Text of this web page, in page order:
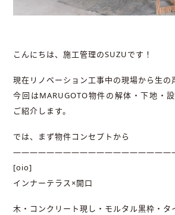
こんにちは、施工管理のSUZUです！
現在リノベーション工事中の現場から生の
今回はMARUGOTO物件の解体・下地・
ご紹介します。
では、まず物件コンセプトから
[oio]
インナーテラス×開口
木・コンクリート現し・モルタル黒枠・タ